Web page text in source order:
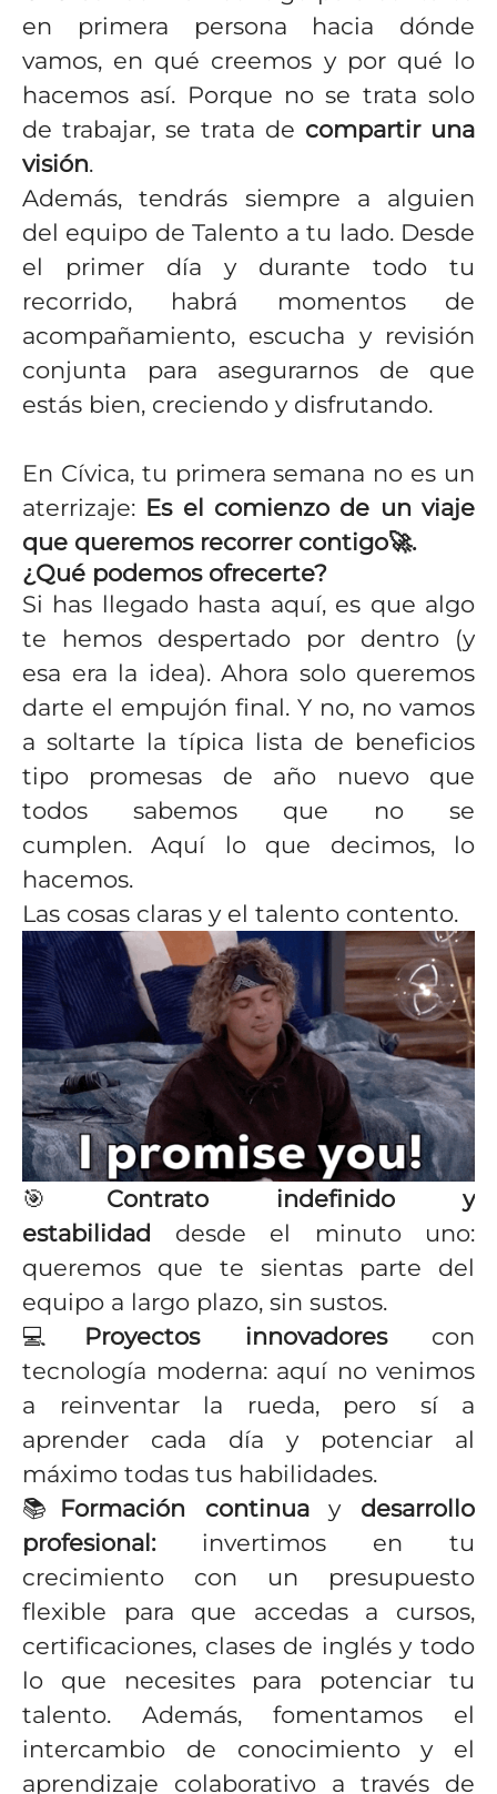
en primera persona hacia dónde
vamos, en qué creemos y por qué lo
hacemos así. Porque no se trata solo
de trabajar, se trata de compartir una
visión.
Además, tendrás siempre a alguien
del equipo de Talento a tu lado. Desde
el primer día y durante todo tu
recorrido, habrá momentos de
acompañamiento, escucha y revisión
conjunta para asegurarnos de que
estás bien, creciendo y disfrutando.
En Cívica, tu primera semana no es un
aterrizaje: Es el comienzo de un viaje
que queremos recorrer contigo🚀.
¿Qué podemos ofrecerte?
Si has llegado hasta aquí, es que algo
te hemos despertado por dentro (y
esa era la idea). Ahora solo queremos
darte el empujón final. Y no, no vamos
a soltarte la típica lista de beneficios
tipo promesas de año nuevo que
todos sabemos que no se
cumplen. Aquí lo que decimos, lo
hacemos.
Las cosas claras y el talento contento.
🎯 Contrato indefinido
y
estabilidad desde el minuto uno:
queremos que te sientas parte del
equipo a largo plazo, sin sustos.
💻 Proyectos innovadores con
tecnología moderna: aquí no venimos
a reinventar la rueda, pero sí a
aprender cada día y potenciar al
máximo todas tus habilidades.
📚 Formación continuaydesarrollo
profesional: invertimos en tu
crecimiento con un presupuesto
flexible para que accedas a cursos,
certificaciones, clases de inglés y todo
lo que necesites para potenciar tu
talento. Además, fomentamos el
intercambio de conocimiento y el
aprendizaje colaborativo a través de